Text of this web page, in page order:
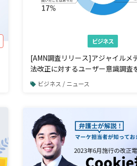
ビジネス
[AMN調査リリース]アジャイルメ
法改正に対するユーザー意識調査
ビジネス / ニュース